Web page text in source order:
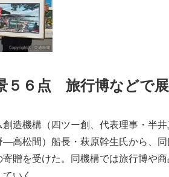
５６点 旅行博などで
造機構（四ツー創、代表理事・半
―高松間）船長・萩原幹生氏から、
寄贈を受けた。同機構では旅行博や